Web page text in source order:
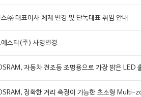
㈜ 대표이사 체제 변경 및 단독대표 취임 안내
에스티(주) 사명변경
자동차 전조등 조명용으로 가장 밝은 LED
정확한 거리 측정이 가능한 초소형 Multi-